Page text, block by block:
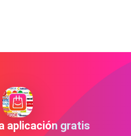
aplicación gratis